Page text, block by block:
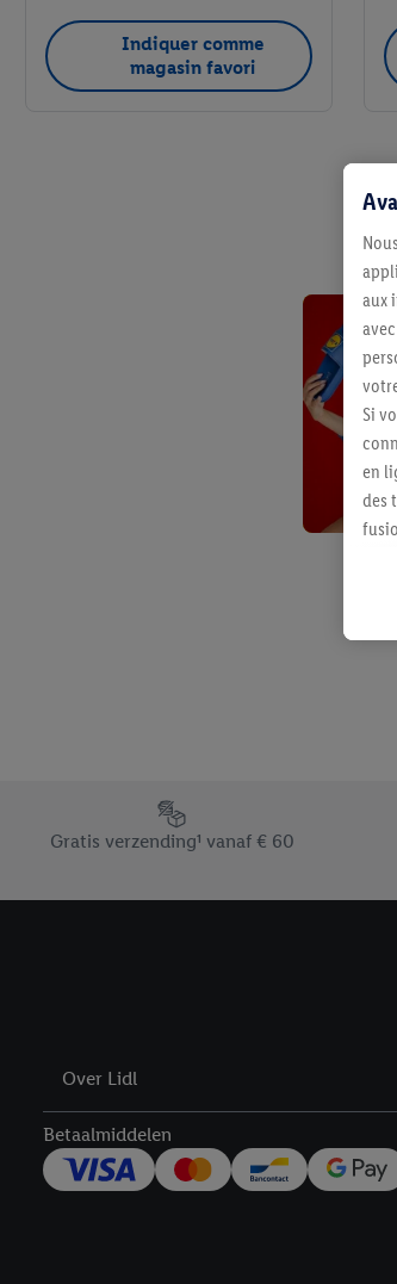
Indiquer comme
magasin favori
Footerelement met de verschillende USPs van
Gratis verzending¹ vanaf € 60
Over Lidl
Betaalmiddelen
aux
Si
en
des